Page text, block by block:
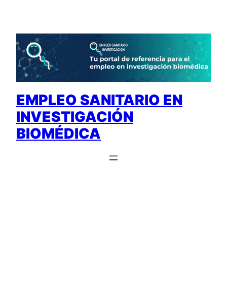
contenido
EMPLEO SANITARIO EN
INVESTIGACIÓN
BIOMÉDICA